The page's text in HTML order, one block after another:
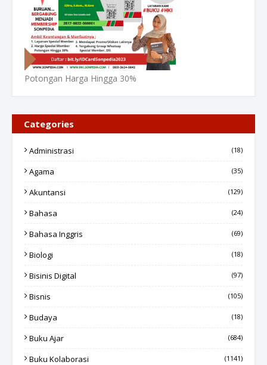
Potongan Harga Hingga 30%
Categories
Administrasi (18)
Agama (35)
Akuntansi (129)
Bahasa (24)
Bahasa Inggris (69)
Biologi (18)
Bisinis Digital (97)
Bisnis (105)
Budaya (18)
Buku Ajar (684)
Buku Kolaborasi (1141)